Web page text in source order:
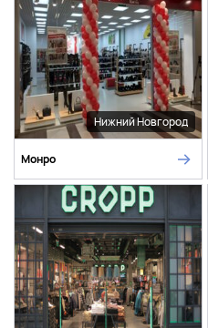
Нижний Новгород
Монро